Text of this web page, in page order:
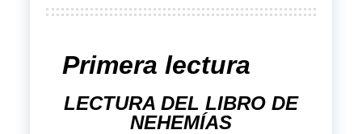
Primera lectura
LECTURA DEL LIBRO DE
NEHEMÍAS